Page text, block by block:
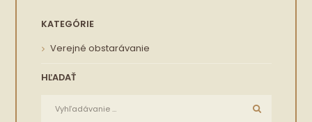
KATEGÓRIE
Verejné obstarávanie
HĽADAŤ